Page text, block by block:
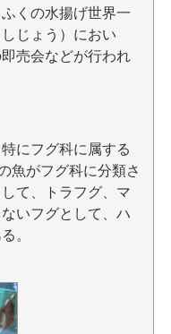
くの水揚げ世界一
じょう）におい
売会などが行われ
にフグ科に属する
魚がフグ科に分類さ
て、トラフグ、マ
いフグとして、ハ
。